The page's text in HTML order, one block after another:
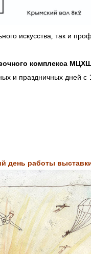
искусства, так и
комплекса
и праздничных дней с
день работы